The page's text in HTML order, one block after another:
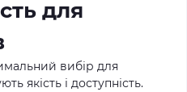
для
вибір для
якість і доступність.